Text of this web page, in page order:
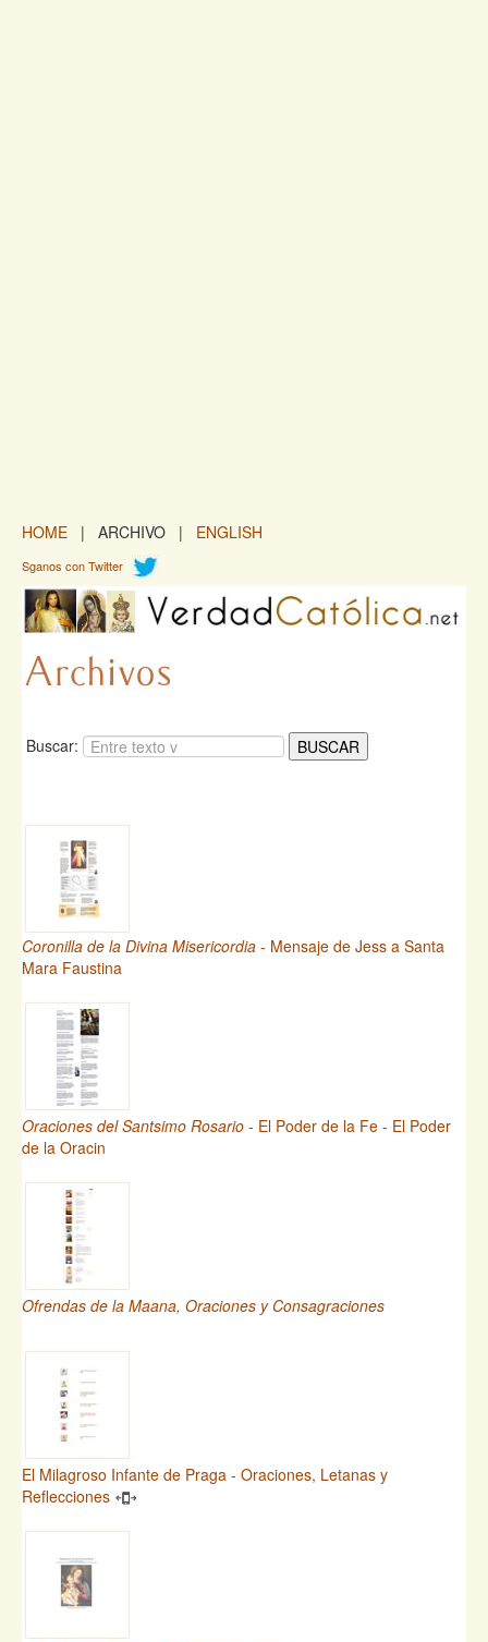
HOME | ARCHIVO | ENGLISH
Sganos con Twitter
Buscar:
Coronilla de la Divina Misericordia - Mensaje de Jess a Santa
Mara Faustina
Oraciones del Santsimo Rosario - El Poder de la Fe - El Poder
de la Oracin
Ofrendas de la Maana, Oraciones y Consagraciones
El Milagroso Infante de Praga - Oraciones, Letanas y
Reflecciones